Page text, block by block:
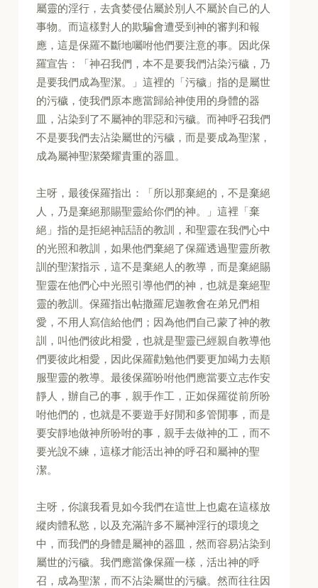
屬靈的淫行，去貪婪侵佔屬於別人不屬於自己的人
事物。而這樣對人的欺騙會遭受到神的審判和報
應，這是保羅不斷地囑咐他們要注意的事。因此保
羅宣告：「神召我們，本不是要我們沾染污穢，乃
是要我們成為聖潔。」這裡的「污穢」指的是屬世
的污穢，使我們原本應當歸給神使用的身體的器
皿，沾染到了不屬神的罪惡和污穢。而神呼召我們
不是要我們去沾染屬世的污穢，而是要成為聖潔，
成為屬神聖潔榮耀貴重的器皿。
主呀，最後保羅指出：「所以那棄絕的，不是棄絕
人，乃是棄絕那賜聖靈給你們的神。」這裡「棄
絕」指的是拒絕神話語的教訓，和聖靈在我們心中
的光照和教訓，如果他們棄絕了保羅透過聖靈所教
訓的聖潔指示，這不是棄絕人的教導，而是棄絕賜
聖靈在他們心中光照引導他們的神，也就是棄絕聖
靈的教訓。保羅指出帖撒羅尼迦教會在弟兄們相
愛，不用人寫信給他們；因為他們自己蒙了神的教
訓，叫他們彼此相愛，也就是聖靈已經親自教導他
們要彼此相愛，因此保羅勸勉他們要更加竭力去順
服聖靈的教導。最後保羅吩咐他們應當要立志作安
靜人，辦自己的事，親手作工，正如保羅從前所吩
咐他們的，也就是不要遊手好閒和多管閒事，而是
要安靜地做神所吩咐的事，親手去做神的工，而不
要光說不練，這樣才能活出神的呼召和屬神的聖
潔。
主呀，你讓我看見如今我們在這世上也處在這樣放
縱肉體私慾，以及充滿許多不屬神淫行的環境之
中，而我們的身體是屬神的器皿，然而容易沾染到
屬世的污穢。我們應當像保羅一樣，活出神的呼
召，成為聖潔，而不沾染屬世的污穢。然而往往因